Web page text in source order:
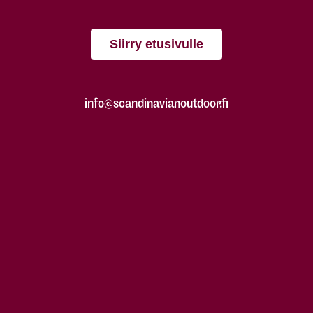
Siirry etusivulle
info@scandinavianoutdoor.fi